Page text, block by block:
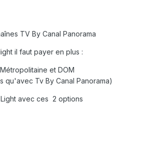
TV By Canal Panorama
il faut payer en plus :
et DOM
qu'avec Tv By Canal Panorama)
avec ces 2 options